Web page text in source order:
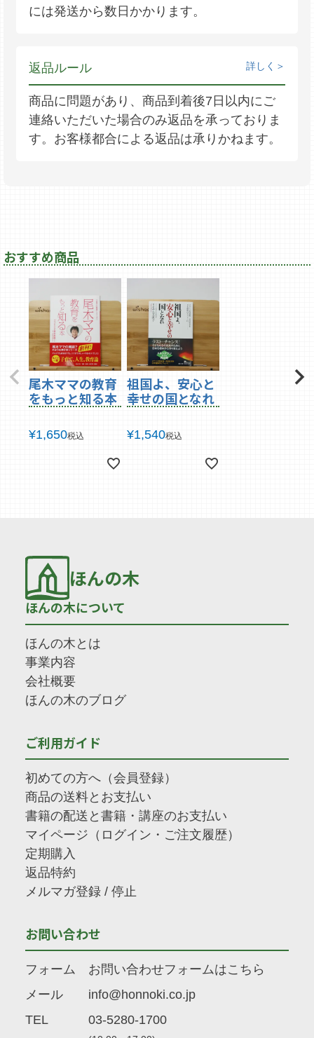
には発送から数日かかります。
返品ルール 詳しく
商品に問題があり、商品到着後7日以内にご
連絡いただいた場合のみ返品を承っておりま
す。お客様都合による返品は承りかねます。
おすすめ商品
尾木ママの教育
をもっと知る本
¥1,650税込
祖国よ、安心と
幸せの国となれ
¥1,540税込
ほんの木
ほんの木について
ほんの木とは
事業内容
会社概要
ほんの木のブログ
ご利用ガイド
初めての方へ（会員登録）
商品の送料とお支払い
書籍の配送と書籍・講座のお支払い
マイページ（ログイン・ご注文履歴）
定期購入
返品特約
メルマガ登録 / 停止
お問い合わせ
フォーム
お問い合わせフォームはこちら
メール
info@honnoki.co.jp
TEL
03-5280-1700